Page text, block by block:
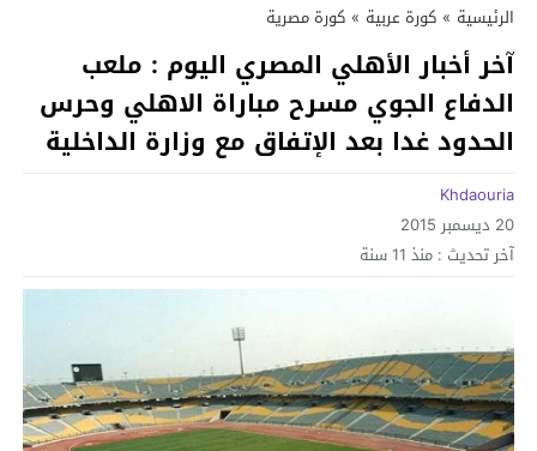
الرئيسية » كورة عربية » كورة مصرية
آخر أخبار الأهلي المصري اليوم : ملعب
الدفاع الجوي مسرح مباراة الاهلي وحرس
الحدود غدا بعد الإتفاق مع وزارة الداخلية
Khdaouria
20 ديسمبر 2015
آخر تحديث : منذ 11 سنة